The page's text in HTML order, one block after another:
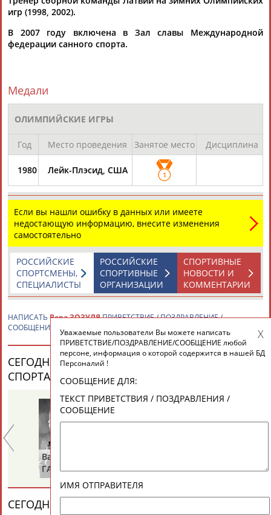
АБДУЛАЕВ
АБДУЛАЕВ
АБДУЛАЗИЗОВ
АБДУЛБЕКОВ
Камалудин
АБДУЛДАУДОВ
Абдула
АБДУЛЖАЛИЛОВ
Магомед
АБДУЛКАГИРОВ
Назир
АБДУЛЛАЕВ
24 персон из 13181
ЕЩЁ ПЕРСОНЫ
ТАБЛО АКТИВНОСТИ
ЦЕЛИ ПРОЕКТА КОНТАКТЫ
Вопросы сотрудничества и совместной деятельности
© Стадион, 1998-2026
Адресов в новостной рассылке: 996
игр (1998, 2002).
В 2007 году включена в Зал славы Международной
федерации санного спорта.
Медали
ОЛИМПИЙСКИЕ ИГРЫ
Год Место проведения Занятое место Дисциплина
1980 Лейк-Плэсид, США 1
Если вы нашли ошибку в данных или имеете
недостающую информацию, внесите изменения
самостоятельно
СПОРТИВНЫЕ
НОВОСТИ И
КОММЕНТАРИИ
РОССИЙСКИЕ
СПОРТИВНЫЕ
ОРГАНИЗАЦИИ
РОССИЙСКИЕ
СПОРТСМЕНЫ,
СПЕЦИАЛИСТЫ
НАПИСАТЬ Вера ЗОЗУЛЯПРИВЕТСТВИЕ / ПОЗДРАВЛЕНИЕ /
СООБЩЕНИЕ
СЕГОДНЯ ДЕНЬ РОЖДЕНИЯ У ПЕРСОН ИЗ МИРА
СПОРТА (33 ПЕРСОНАЛИЙ)
Валерий
ГАЗЗАЕВ
РЫБАКОВ
СЕГОДНЯ ДЕНЬ ПАМЯТИ У ПЕРСОН ИЗ МИРА
Уважаемые пользователи Вы можете написать
ПРИВЕТСТВИЕ/ПОЗДРАВЛЕНИЕ/СООБЩЕНИЕ любой
персоне, информация о которой содержится в нашей БД
Персоналий !
СООБЩЕНИЕ ДЛЯ:
ТЕКСТ ПРИВЕТСТВИЯ / ПОЗДРАВЛЕНИЯ /
СООБЩЕНИЕ
ИМЯ ОТПРАВИТЕЛЯ